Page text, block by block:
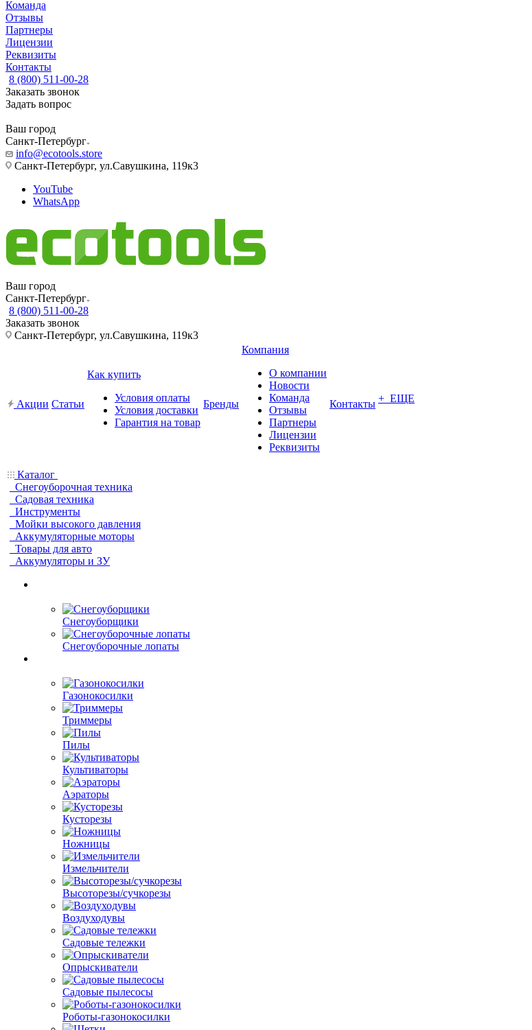
Команда
Отзывы
Партнеры
Лицензии
Реквизиты
Контакты
8 (800) 511-00-28
Заказать звонок
Задать вопрос
Ваш город
Санкт-Петербург
info@ecotools.store
Санкт-Петербург, ул.Савушкина, 119к3
YouTube
WhatsApp
Ваш город
Санкт-Петербург
8 (800) 511-00-28
Заказать звонок
Санкт-Петербург, ул.Савушкина, 119к3
Акции Статьи
Как купить
Условия оплаты
Условия доставки
Гарантия на товар
Бренды
Компания
О компании
Новости
Команда
Отзывы
Партнеры
Лицензии
Реквизиты
Контакты + ЕЩЕ
Каталог
Снегоуборочная техника
Садовая техника
Инструменты
Мойки высокого давления
Аккумуляторные моторы
Товары для авто
Аккумуляторы и ЗУ
Снегоуборщики
Снегоуборочные лопаты
Газонокосилки
Триммеры
Пилы
Культиваторы
Аэраторы
Кусторезы
Ножницы
Измельчители
Высоторезы/сучкорезы
Воздуходувы
Садовые тележки
Опрыскиватели
Садовые пылесосы
Роботы-газонокосилки